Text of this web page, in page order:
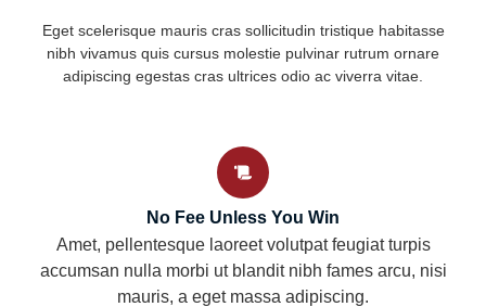
Eget scelerisque mauris cras sollicitudin tristique habitasse
nibh vivamus quis cursus molestie pulvinar rutrum ornare
adipiscing egestas cras ultrices odio ac viverra vitae.
No Fee Unless You Win
Amet, pellentesque laoreet volutpat feugiat turpis
accumsan nulla morbi ut blandit nibh fames arcu, nisi
mauris, a eget massa adipiscing.